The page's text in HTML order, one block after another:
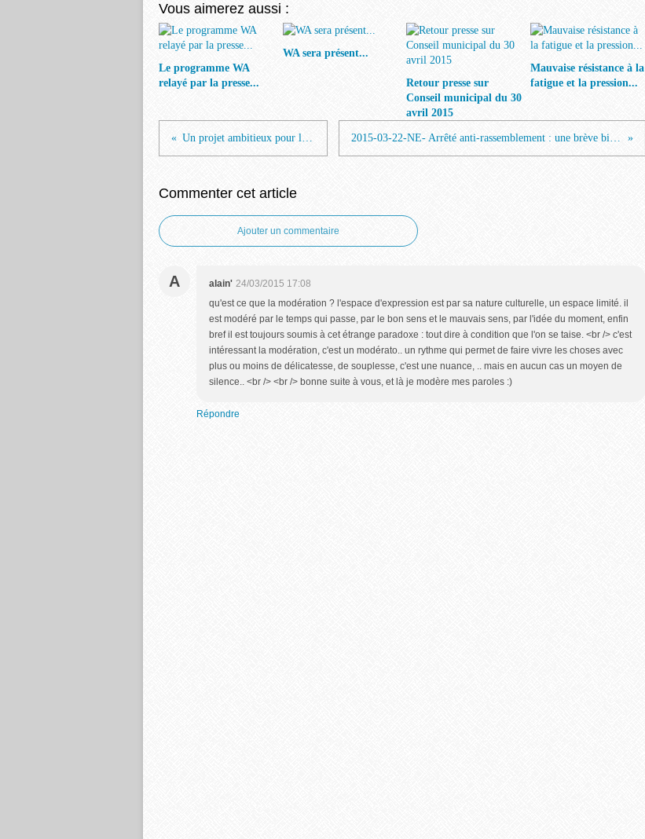
Vous aimerez aussi :
Le programme WA
relayé par la presse...
WA sera présent...
Retour presse sur
Conseil municipal du 30
avril 2015
Mauvaise résistance à la
fatigue et la pression...
Un projet ambitieux pour l'avenue JP Sartre ? 2015-03-22-NE- Arrêté anti-rassemblement : une brève bien plus importante qu'il n'y parait
Commenter cet article
Ajouter un commentaire
A alain' 24/03/2015 17:08
qu'est ce que la modération ? l'espace d'expression est par sa nature culturelle, un espace limité. il
est modéré par le temps qui passe, par le bon sens et le mauvais sens, par l'idée du moment, enfin
bref il est toujours soumis à cet étrange paradoxe : tout dire à condition que l'on se taise. <br /> c'est
intéressant la modération, c'est un modérato.. un rythme qui permet de faire vivre les choses avec
plus ou moins de délicatesse, de souplesse, c'est une nuance, .. mais en aucun cas un moyen de
silence.. <br /> <br /> bonne suite à vous, et là je modère mes paroles :)
Répondre